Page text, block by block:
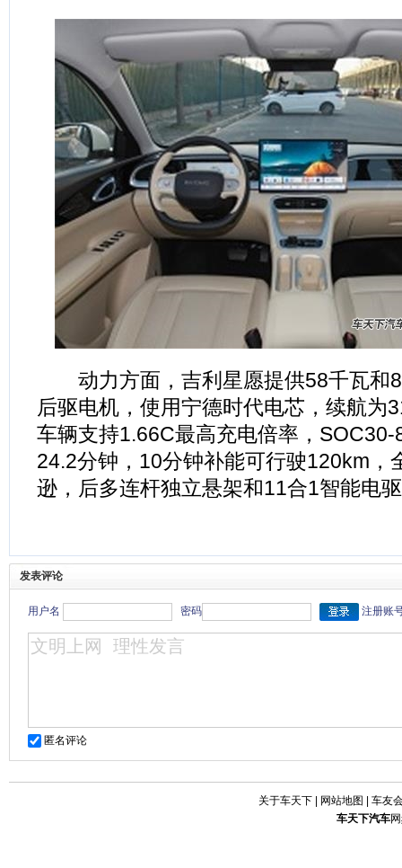
动力方面，吉利星愿提供58千瓦和
后驱电机，使用宁德时代电芯，续航为
车辆支持1.66C最高充电倍率，
24.2分钟，10分钟补能可行驶120km，
逊，后多连杆独立悬架和11合1智能电
发表评论
用户名 密码 注册账
匿名评论
关于车天下| 网站地图
车友
车天下汽车